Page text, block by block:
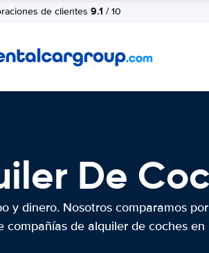
de clientes 9.1 / 10
De
y dinero. Nosotros comparamos
compañías de alquiler de coches en